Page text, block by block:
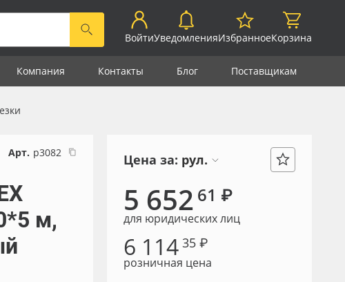
ВойтиУведомленияИзбранноеКорзина
Компания Контакты Блог Поставщикам
Арт. р3082
м,
Цена за: рул.
5 652 61 ₽
для юридических лиц
6 114 35 ₽
розничная цена